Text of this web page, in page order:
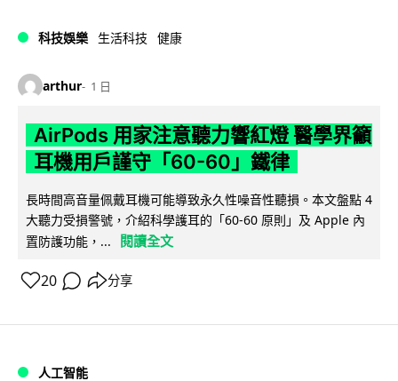
科技娛樂 生活科技 健康
arthur 1 日
AirPods 用家注意聽力響紅燈 醫學界籲
耳機用戶謹守「60-60」鐵律
長時間高音量佩戴耳機可能導致永久性噪音性聽損。本文盤點 4
大聽力受損警號，介紹科學護耳的「60-60 原則」及 Apple 內
置防護功能，...
閱讀全文
20 分享
人工智能